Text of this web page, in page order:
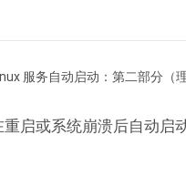
重启或系统崩溃后自动启